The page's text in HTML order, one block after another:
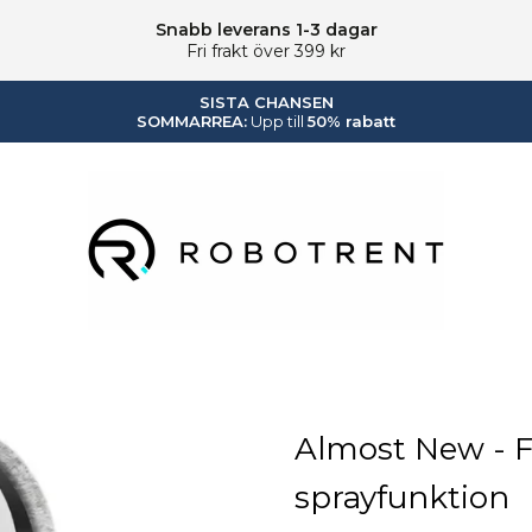
Snabb leverans 1-3 dagar
Fri frakt över 399 kr
SISTA CHANSEN
SOMMARREA: Upp till 50% rabatt
Almost New -
sprayfunktion